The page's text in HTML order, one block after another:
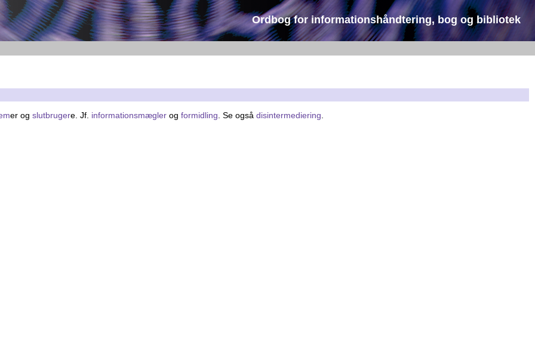
Ordbog for informationshåndtering, bog og bibliotek
er og slutbrugere. Jf. informationsmægler og formidling . Se også disintermediering